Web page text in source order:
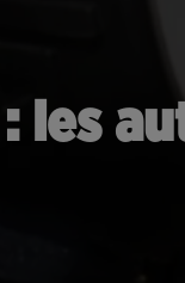
: les